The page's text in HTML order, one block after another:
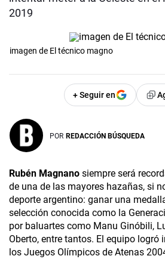
2019
imagen de El técnico magno
+ Seguir en
POR REDACCIÓN BÚSQUEDA
Rubén Magnano siempre será
de una de las mayores hazañas, si
deporte argentino: ganar una
selección conocida como la
por baluartes como Manu Ginóbili,
Oberto, entre tantos. El equipo logró
los Juegos Olímpicos de Atenas